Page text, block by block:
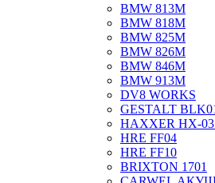
BMW 813M
BMW 818M
BMW 825M
BMW 826M
BMW 846M
BMW 913M
DV8 WORKS
GESTALT
HAXXER HX-
HRE FF04
HRE FF10
BRIXTON 1701